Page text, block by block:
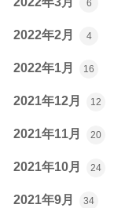
6
2022年2月 4
2022年1月 16
2021年12月 12
2021年11月 20
2021年10月 24
2021年9月 34